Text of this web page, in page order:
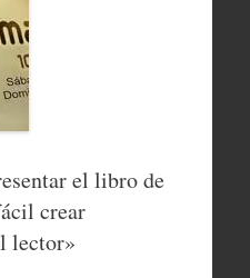
el libro de
crear
lector»